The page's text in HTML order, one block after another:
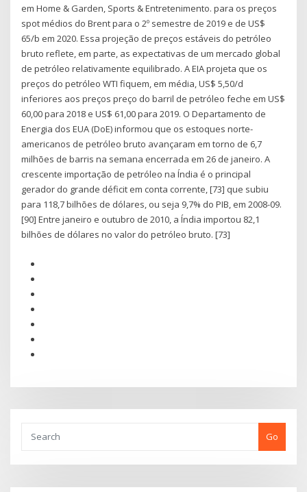
em Home & Garden, Sports & Entretenimento. para os preços
spot médios do Brent para o 2º semestre de 2019 e de US$
65/b em 2020. Essa projeção de preços estáveis do petróleo
bruto reflete, em parte, as expectativas de um mercado global
de petróleo relativamente equilibrado. A EIA projeta que os
preços do petróleo WTI fiquem, em média, US$ 5,50/d
inferiores aos preços preço do barril de petróleo feche em US$
60,00 para 2018 e US$ 61,00 para 2019. O Departamento de
Energia dos EUA (DoE) informou que os estoques norte-
americanos de petróleo bruto avançaram em torno de 6,7
milhões de barris na semana encerrada em 26 de janeiro. A
crescente importação de petróleo na Índia é o principal
gerador do grande déficit em conta corrente, [73] que subiu
para 118,7 bilhões de dólares, ou seja 9,7% do PIB, em 2008-09.
[90] Entre janeiro e outubro de 2010, a Índia importou 82,1
bilhões de dólares no valor do petróleo bruto. [73]
Go